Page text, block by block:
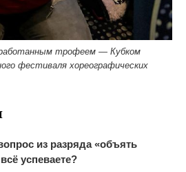
трофеем — Кубком
фестиваля хореографических
из разряда«объять
всё успеваете?